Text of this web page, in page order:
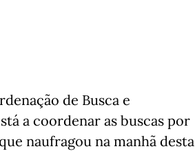
de Busca e
a coordenar as buscas por
naufragou na manhã desta